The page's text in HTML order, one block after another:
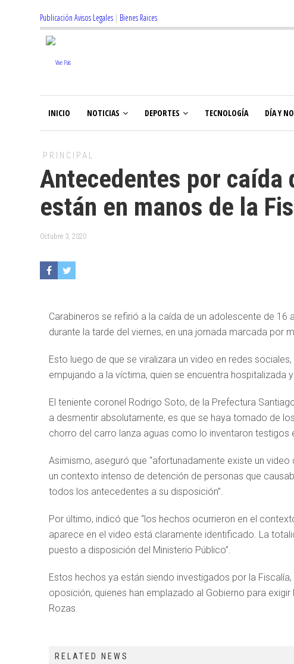
Publicación Avisos Legales | Bienes Raices
INICIO NOTICIAS DEPORTES TECNOLOGÍA DÍA Y
PRINCIPAL
Antecedentes por caída
están en manos de la
Octubre 3, 2020
Carabineros se refirió a la caída de un adolescente de
durante la tarde del viernes, en una jornada marcada por
Esto luego de que se viralizara un video en redes
empujando a la víctima, quien se encuentra hospitalizada
El teniente coronel Rodrigo Soto, de la Prefectura
a desmentir absolutamente, es que se haya tomado de
chorro del carro lanza aguas como lo inventaron testigos
Asimismo, aseguró que “afortunadamente existe un
un contexto intenso de detención de personas que
todos los antecedentes a su disposición”.
Por último, indicó que “los hechos ocurrieron en el
aparece en el video está claramente identificado. La
puesto a disposición del Ministerio Público”.
Estos hechos ya están siendo investigados por la
oposición, quienes han emplazado al Gobierno para
Rozas.
RELATED NEWS